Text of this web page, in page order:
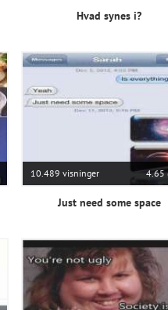
Hvad synes i?
10.489 visninger 4.65
Just need some space